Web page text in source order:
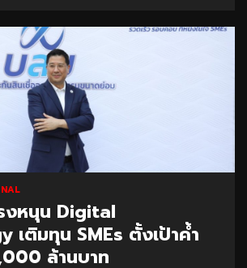
งหนุน Digital
เติมทุน SMEs ตั้งเป้าค้ำ
ล้านบาท